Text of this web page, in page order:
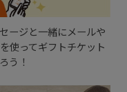
ージと一緒にメールや
使ってギフトチケット
う！